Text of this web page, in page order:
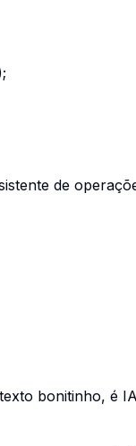
de
bonitinho, é IA